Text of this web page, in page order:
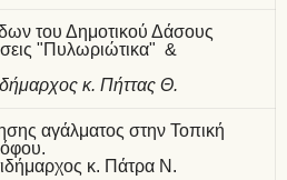
του Δημοτικού Δάσους
"Πυλωριώτικα" &
κ. Πήττας Θ.
αγάλματος στην Τοπική
κ. Πάτρα Ν.